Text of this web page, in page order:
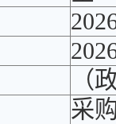
（
采